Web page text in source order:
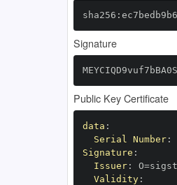
Signature
Public Key Certificate
data :
Serial Number:
Signature :
Issuer:
Validity: